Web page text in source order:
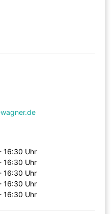
16:30 Uhr
16:30 Uhr
16:30 Uhr
16:30 Uhr
16:30 Uhr